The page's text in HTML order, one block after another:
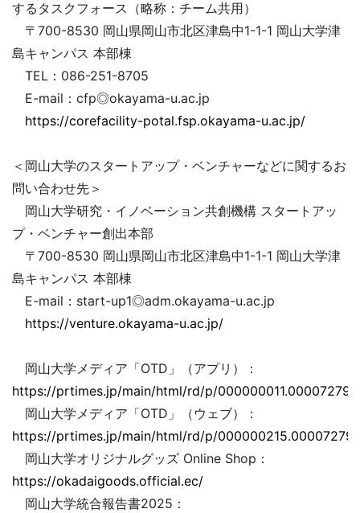
するタスクフォース（略称：チーム共用）
〒700-8530 岡山県岡山市北区津島中1-1-1 岡山大学津
島キャンパス 本部棟
TEL：086-251-8705
E-mail：cfp◎okayama-u.ac.jp
https://corefacility-potal.fsp.okayama-u.ac.jp/
＜岡山大学のスタートアップ・ベンチャーなどに関するお
問い合わせ先＞
岡山大学研究・イノベーション共創機構 スタートアッ
プ・ベンチャー創出本部
〒700-8530 岡山県岡山市北区津島中1-1-1 岡山大学津
島キャンパス 本部棟
E-mail：start-up1◎adm.okayama-u.ac.jp
https://venture.okayama-u.ac.jp/
岡山大学メディア「OTD」（アプリ）：
https://prtimes.jp/main/html/rd/p/
岡山大学メディア「OTD」（ウェブ）：
https://prtimes.jp/main/html/rd/p/
岡山大学オリジナルグッズ Online Shop：
https://okadaigoods.official.ec/
岡山大学統合報告書2025：